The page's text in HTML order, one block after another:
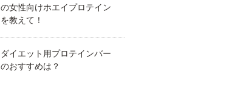
の女性向けホエイプロテイン
を教えて！
ダイエット用プロテインバー
のおすすめは？